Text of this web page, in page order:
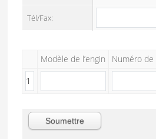
Tél/Fax:
Modèle de l’engin Numéro de